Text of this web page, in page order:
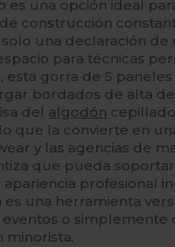
es una opción ideal
construcción
una declaración de
para técnicas
esta gorra de 5
bordados de alta
del algodón
que la convierte en
y las agencias de
que pueda
profesional
una herramienta
o simplemente
minorista.